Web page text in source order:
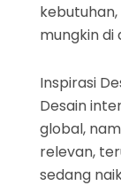
mungkin di
Inspirasi
Desain
global,
relevan,
sedang